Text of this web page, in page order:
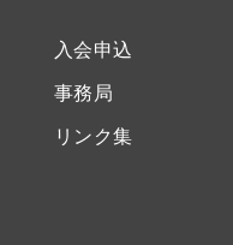
入会申込
事務局
リンク集